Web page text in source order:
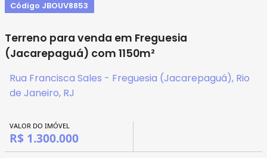
Código JBOUV8853
Terreno para venda em Freguesia
(Jacarepaguá) com 1150m²
Rua Francisca Sales - Freguesia (Jacarepaguá), Rio
de Janeiro, RJ
VALOR DO IMÓVEL
R$ 1.300.000